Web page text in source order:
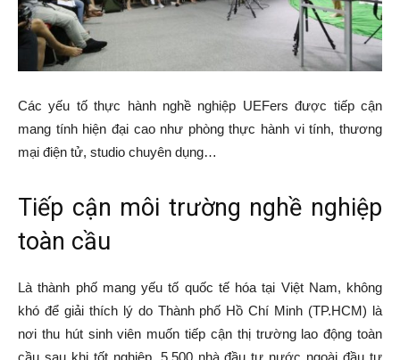
Các yếu tố thực hành nghề nghiệp UEFers được tiếp cận
mang tính hiện đại cao như phòng thực hành vi tính, thương
mại điện tử, studio chuyên dụng…
Tiếp cận môi trường nghề nghiệp
toàn cầu
Là thành phố mang yếu tố quốc tế hóa tại Việt Nam, không
khó để giải thích lý do Thành phố Hồ Chí Minh (TP.HCM) là
nơi thu hút sinh viên muốn tiếp cận thị trường lao động toàn
cầu sau khi tốt nghiệp. 5.500 nhà đầu tư nước ngoài đầu tư